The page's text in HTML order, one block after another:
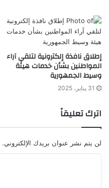
إطلاق نافذة إلكترونية لتلقي آراء
المواطنين بشأن خدمات هيئة
وسيط الجمهورية
31 يناير، 2025
اترك تعليقاً
لن يتم نشر عنوان بريدك الإلكتروني.